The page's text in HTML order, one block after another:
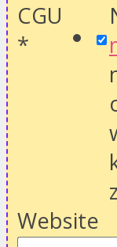
CGU
*
Website